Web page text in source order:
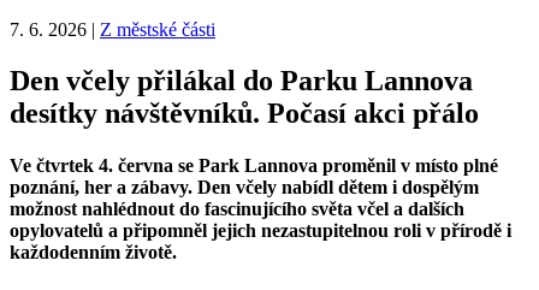
7. 6. 2026 | Z městské části
Den včely přilákal do Parku Lannova
desítky návštěvníků. Počasí akci přálo
Ve čtvrtek 4. června se Park Lannova proměnil v místo plné
poznání, her a zábavy. Den včely nabídl dětem i dospělým
možnost nahlédnout do fascinujícího světa včel a dalších
opylovatelů a připomněl jejich nezastupitelnou roli v přírodě i
každodenním životě.